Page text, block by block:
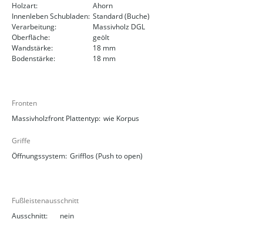
Holzart:
Ahorn
Innenleben Schubladen: Standard (Buche)
Verarbeitung:
Massivholz DGL
Oberfläche:
geölt
Wandstärke:
18 mm
Bodenstärke:
18 mm
Fronten
Massivholzfront Plattentyp: wie Korpus
Griffe
Öffnungssystem: Grifflos (Push to open)
Fußleistenausschnitt
Ausschnitt:
nein